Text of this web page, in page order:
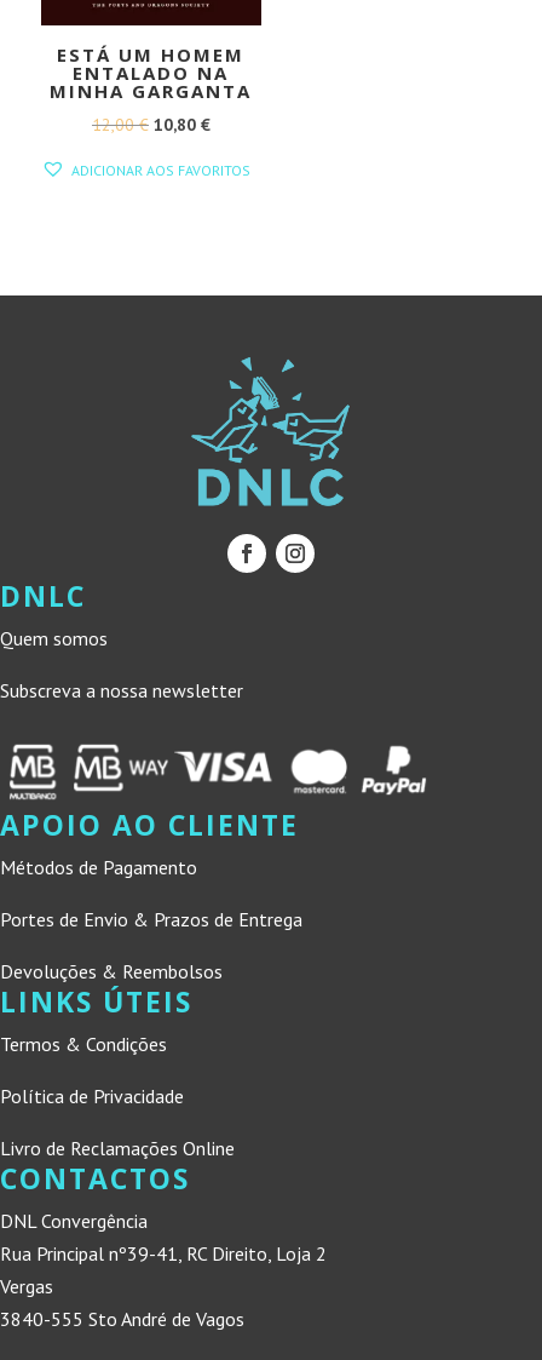
ESTÁ UM HOMEM
ENTALADO NA
MINHA GARGANTA
12,00€ O
10,80 €O
ADICIONAR AOS FAVORITOS
DNLC
Quem somos
Subscreva a nossa newsletter
APOIO AO CLIENTE
Métodos de Pagamento
Portes de Envio & Prazos de Entrega
Devoluções & Reembolsos
LINKS ÚTEIS
Termos & Condições
Política de Privacidade
Livro de Reclamações Online
CONTACTOS
DNL Convergência
Rua Principal nº39-41, RC Direito, Loja 2
Vergas
3840-555 Sto André de Vagos